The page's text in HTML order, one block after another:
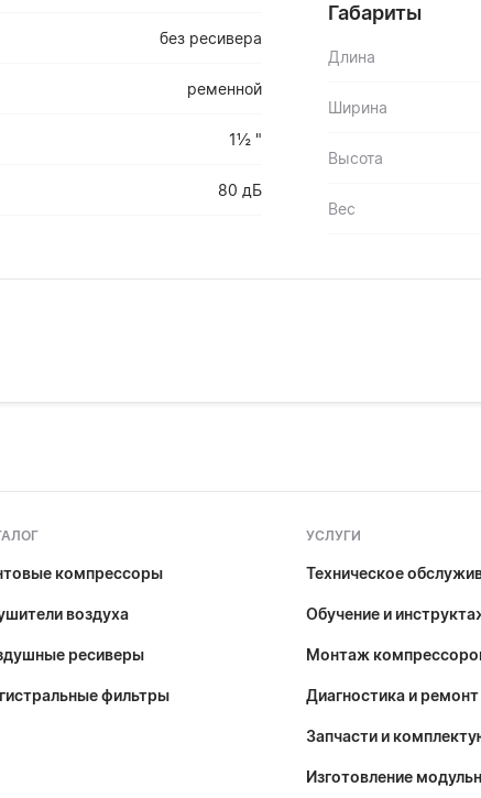
без ресивера
ременной
1½ "
80 дБ
Габариты
Длина
Ширина
Высота
Вес
компрессоры
воздуха
ресиверы
фильтры
УСЛУГИ
Техническое
Обучение и
Монтаж
Диагностика и ремонт
Запчасти и
Изготовление